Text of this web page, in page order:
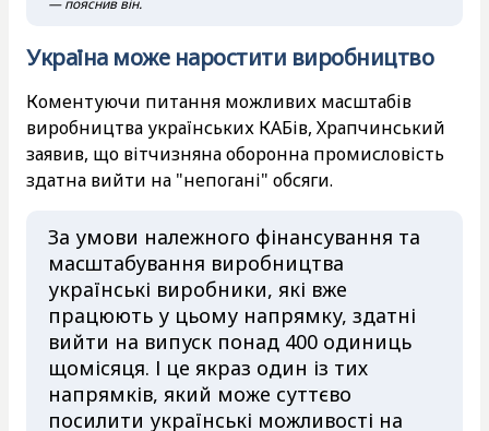
Україна може наростити виробництво
Коментуючи питання можливих масштабів
виробництва українських КАБів, Храпчинський
заявив, що вітчизняна оборонна промисловість
здатна вийти на "непогані" обсяги.
За умови належного фінансування та
масштабування виробництва
українські виробники, які вже
працюють у цьому напрямку, здатні
вийти на випуск понад 400 одиниць
щомісяця. І це якраз один із тих
напрямків, який може суттєво
посилити українські можливості на